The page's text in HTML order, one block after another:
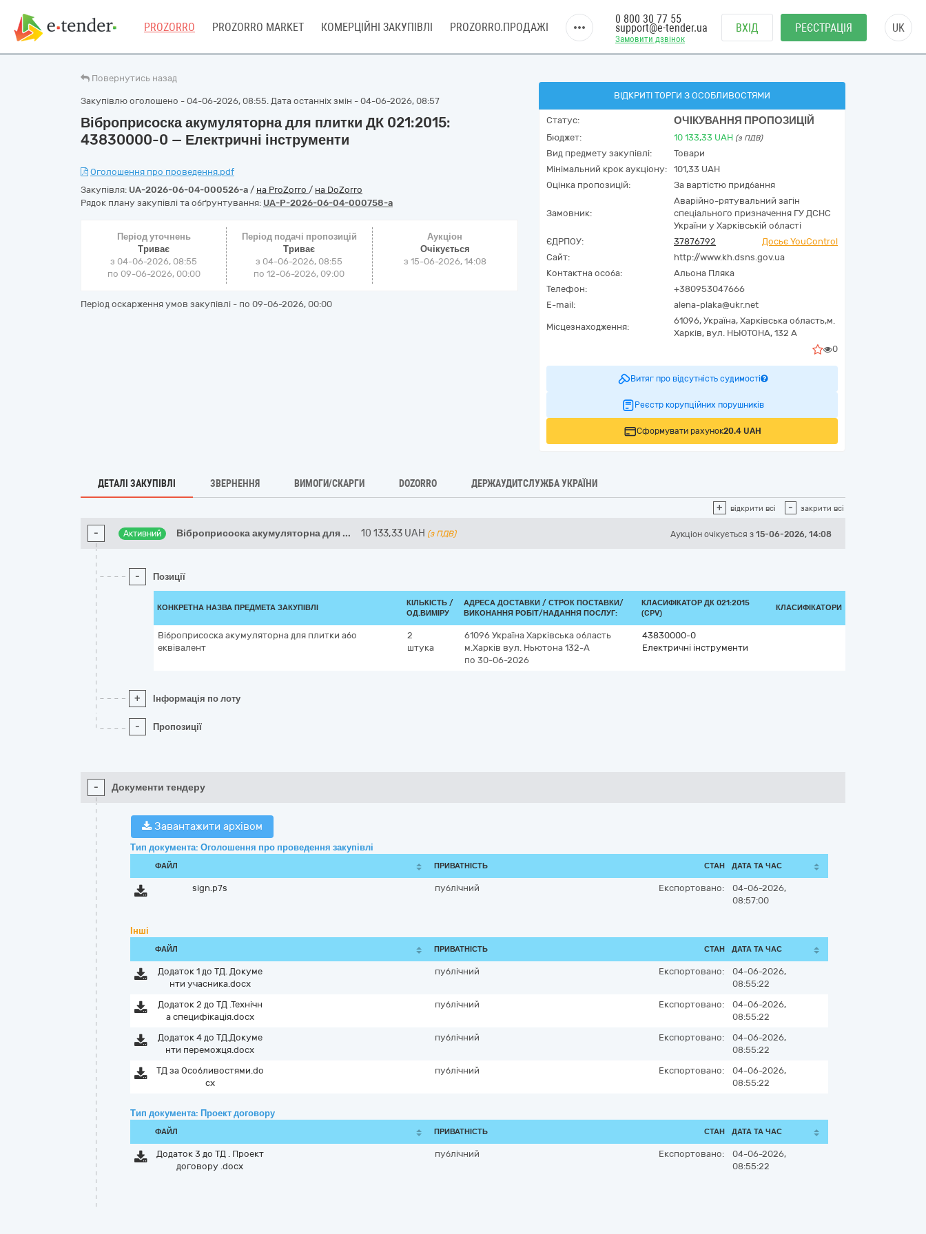
PROZORRO PROZORRO MARKET КОМЕРЦІЙНІ ЗАКУПІВЛІ PROZORRO.ПРОДАЖІ
Замовити дзвінок
0 800 30 77 55
support@e-tender.ua ВХІД РЕЄСТРАЦІЯ UK
Повернутись назад
Закупівлю оголошено - 04-06-2026, 08:55. Дата останніх змін - 04-06-2026, 08:57
Віброприсоска акумуляторна для плитки ДК 021:2015:
43830000-0 — Електричні інструменти
Оголошення про проведення.pdf
Закупівля: UA-2026-06-04-000526-a / на ProZorro / на DoZorro
Рядок плану закупівлі та обґрунтування: UA-P-2026-06-04-000758-a
Період уточнень
Триває
з 04-06-2026, 08:55
по 09-06-2026, 00:00
Період подачі пропозицій
Триває
з 04-06-2026, 08:55
по 12-06-2026, 09:00
Аукціон
Очікується
з 15-06-2026, 14:08
Період оскарження умов закупівлі - по 09-06-2026, 00:00
ВІДКРИТІ ТОРГИ З ОСОБЛИВОСТЯМИ
Статус: ОЧІКУВАННЯ ПРОПОЗИЦІЙ
Бюджет: 10 133,33 UAH (з ПДВ)
Вид предмету закупівлі:
Товари
Мінімальний крок аукціону:
101,33 UAH
Оцінка пропозицій:
За вартістю придбання
Замовник:
Аварійно-рятувальний загін
спеціального призначення ГУ ДСНС
України у Харківській області
ЄДРПОУ:
37876792
Досьє YouControl
Сайт:
http://www.kh.dsns.gov.ua
Контактна особа:
Альона Пляка
Телефон:
+380953047666
E-mail:
alena-plaka@ukr.net
Місцезнаходження:
61096, Україна, Харківська область,м.
Харків, вул. НЬЮТОНА, 132 А
0
Витяг про відсутність судимості
Реєстр корупційних порушників
Сформувати рахунок20.4 UAH
ДЕТАЛІ ЗАКУПІВЛІ ЗВЕРНЕННЯ ВИМОГИ/СКАРГИ DOZORRO ДЕРЖАУДИТСЛУЖБА УКРАЇНИ
+ відкрити всі - закрити всі
- Активний Віброприсоска акумуляторна для ... 10 133,33 UAH (з ПДВ) Аукціон очікується з 15-06-2026, 14:08
- Позиції
КОНКРЕТНА НАЗВА ПРЕДМЕТА ЗАКУПІВЛІ
КІЛЬКІСТЬ /
ОД.ВИМІРУ
АДРЕСА ДОСТАВКИ / СТРОК ПОСТАВКИ/
ВИКОНАННЯ РОБІТ/НАДАННЯ ПОСЛУГ:
КЛАСИФІКАТОР ДК 021:2015
(CPV)
КЛАСИФІКАТОРИ
Віброприсоска акумуляторна для плитки або
еквівалент
2
штука
61096 Україна Харківська область
м.Харків вул. Ньютона 132-А
по 30-06-2026
43830000-0
Електричні інструменти
+ Інформація по лоту
- Пропозиції
- Документи тендеру
Завантажити архівом
Тип документа: Оголошення про проведення закупівлі
ФАЙЛ ПРИВАТНІСТЬ СТАН ДАТА ТА ЧАС
sign.p7s публічний Експортовано:
04-06-2026,
08:57:00
Інші
ФАЙЛ ПРИВАТНІСТЬ СТАН ДАТА ТА ЧАС
Додаток 1 до ТД. Докуме
нти учасника.docx
публічний Експортовано:
04-06-2026,
08:55:22
Додаток 2 до ТД .Технічн
а специфікація.docx
публічний Експортовано:
04-06-2026,
08:55:22
Додаток 4 до ТД.Докуме
нти переможця.docx
публічний Експортовано:
04-06-2026,
08:55:22
ТД за Особливостями.do
cx
публічний Експортовано:
04-06-2026,
08:55:22
Тип документа: Проект договору
ФАЙЛ ПРИВАТНІСТЬ СТАН ДАТА ТА ЧАС
Додаток 3 до ТД . Проект
договору .docx
публічний Експортовано:
04-06-2026,
08:55:22